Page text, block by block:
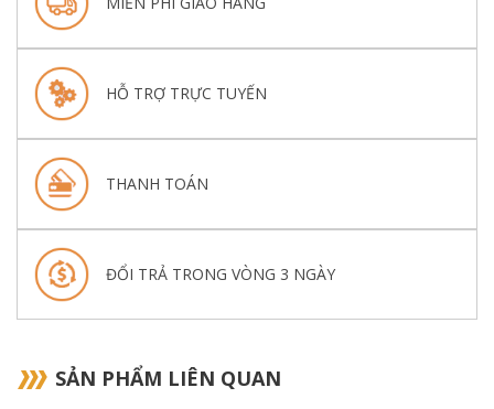
HỖ TRỢ TRỰC TUYẾN
THANH TOÁN
ĐỔI TRẢ TRONG VÒNG 3 NGÀY
SẢN PHẨM LIÊN QUAN